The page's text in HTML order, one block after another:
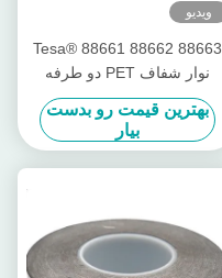
ویدیو
Tesa® 88661 88662 88663
نوار شفاف PET دو طرفه
بهترین قیمت رو بدست
بیار